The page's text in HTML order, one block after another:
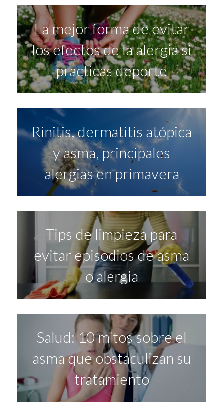
La mejor forma de evitar
los efectos de la alergia si
practicas deporte
Rinitis, dermatitis atópica
y asma, principales
alergias en primavera
Tips de limpieza para
evitar episodios de asma
o alergia
Salud: 10 mitos sobre el
asma que obstaculizan su
tratamiento